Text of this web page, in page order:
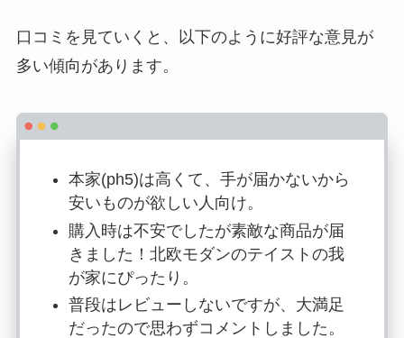
口コミを見ていくと、以下のように好評な意見が
多い傾向があります。
本家(ph5)は高くて、手が届かないから
安いものが欲しい人向け。
購入時は不安でしたが素敵な商品が届
きました！北欧モダンのテイストの我
が家にぴったり。
普段はレビューしないですが、大満足
だったので思わずコメントしました。